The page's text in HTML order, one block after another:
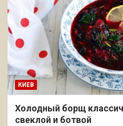
КИЕВ
Холодный борщ
свеклой и ботвой